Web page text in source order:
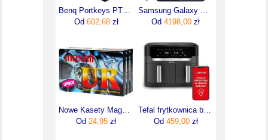
Od 602,68zł
Od 4198,00 zł
Od 24,95 zł
Od 459,00zł